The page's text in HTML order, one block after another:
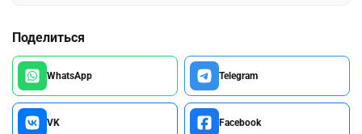
Поделиться
WhatsApp Telegram
VK Facebook